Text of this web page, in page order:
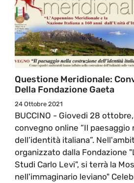
Questione Meridionale:
Della Fondazione Gaeta
24 Ottobre 2021
BUCCINO - Giovedi 28
convegno online “Il
dell’identità italiana”.
organizzato dalla Fondazione
Studi Carlo Levi", si terrà la
nell'immaginario leviano"